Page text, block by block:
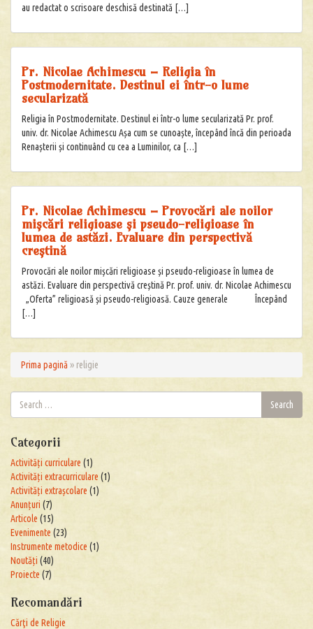
au redactat o scrisoare deschisă destinată […]
Pr. Nicolae Achimescu – Religia în
Postmodernitate. Destinul ei într-o lume
secularizată
Religia în Postmodernitate. Destinul ei într-o lume secularizată Pr. prof.
univ. dr. Nicolae Achimescu Așa cum se cunoaște, începând încă din perioada
Renașterii și continuând cu cea a Luminilor, ca […]
Pr. Nicolae Achimescu – Provocări ale noilor
mișcări religioase și pseudo-religioase în
lumea de astăzi. Evaluare din perspectivă
creștină
Provocări ale noilor mișcări religioase și pseudo-religioase în lumea de
astăzi. Evaluare din perspectivă creștină Pr. prof. univ. dr. Nicolae Achimescu
„Oferta” religioasă și pseudo-religioasă. Cauze generale Începând
[…]
Prima pagină » religie
Search
for:
Search
Categorii
Activități curriculare (1)
Activități extracurriculare (1)
Activități extrașcolare (1)
Anunțuri (7)
Articole (15)
Evenimente (23)
Instrumente metodice (1)
Noutăți (40)
Proiecte (7)
Recomandări
Cărţi de Religie